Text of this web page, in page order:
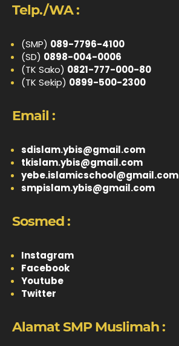
Telp./WA :
(SMP) 089-7796-4100
(SD) 0898-004-0006
(TK Sako) 0821-777-000-80
(TK Sekip) 0899-500-2300
Email :
sdislam.ybis@gmail.com
tkislam.ybis@gmail.com
yebe.islamicschool@gmail.com
smpislam.ybis@gmail.com
Sosmed :
Instagram
Facebook
Youtube
Twitter
Alamat SMP Muslimah :